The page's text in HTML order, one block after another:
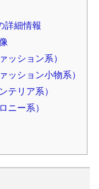
詳細情報
ッション系）
ッション小物系）
テリア系）
ニー系）